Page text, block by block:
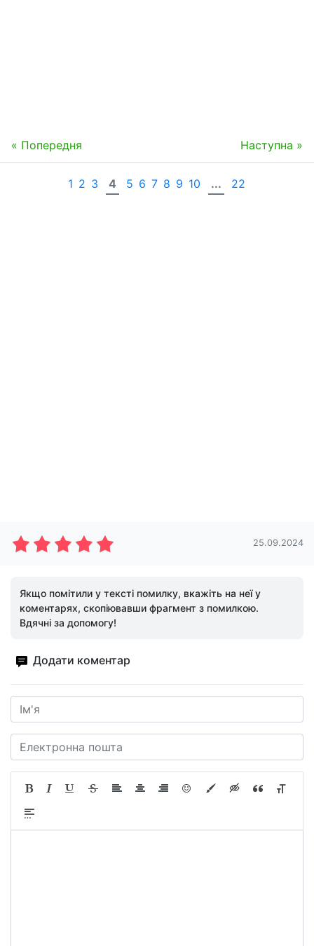
« Попередня Наступна »
1 2 3 4 5 6 7 8 9 10 ... 22
25.09.2024
Якщо помітили у тексті помилку, вкажіть на неї у
коментарях, скопіювавши фрагмент з помилкою.
Вдячні за допомогу!
Додати коментар